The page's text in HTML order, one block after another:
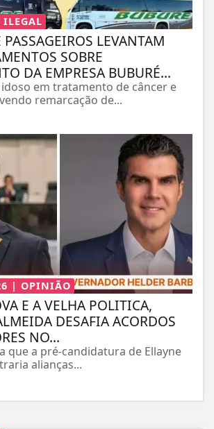
ILEGAL
PASSAGEIROS LEVANTAM
SOBRE
DA EMPRESA BUBURÉ...
em tratamento de câncer e
remarcação de...
| OPINIÃO
E A VELHA POLITICA,
DESAFIA ACORDOS
NO...
que a pré-candidatura de Ellayne
alianças...